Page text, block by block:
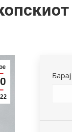
Барај